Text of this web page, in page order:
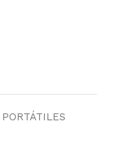
PORTÁTILES